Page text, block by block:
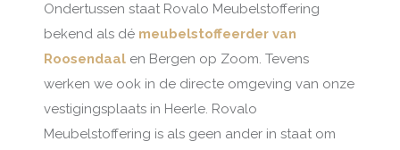
Ondertussen staat Rovalo Meubelstoffering
bekend als dé meubelstoffeerder van
Roosendaal en Bergen op Zoom. Tevens
werken we ook in de directe omgeving van onze
vestigingsplaats in Heerle. Rovalo
Meubelstoffering is als geen ander in staat om